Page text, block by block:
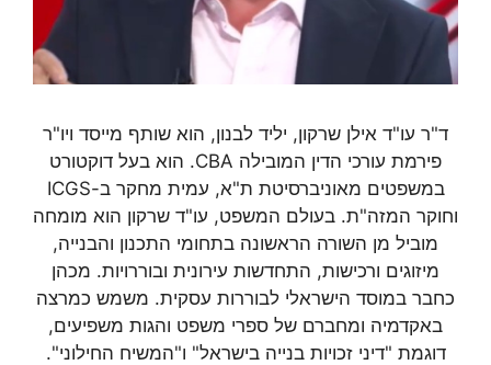
ד"ר עו"ד אילן שרקון, יליד לבנון, הוא שותף מייסד ויו"ר
פירמת עורכי הדין המובילה CBA. הוא בעל דוקטורט
במשפטים מאוניברסיטת ת"א, עמית מחקר ב-ICGS
וחוקר המזה"ת. בעולם המשפט, עו"ד שרקון הוא מומחה
מוביל מן השורה הראשונה בתחומי התכנון והבנייה,
מיזוגים ורכישות, התחדשות עירונית ובוררויות. מכהן
כחבר במוסד הישראלי לבוררות עסקית. משמש כמרצה
באקדמיה ומחברם של ספרי משפט והגות משפיעים,
דוגמת "דיני זכויות בנייה בישראל" ו"המשיח החילוני".